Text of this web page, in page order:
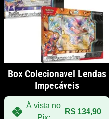
Box Colecionavel Lendas
Impecáveis
À vista no
R$ 134,90